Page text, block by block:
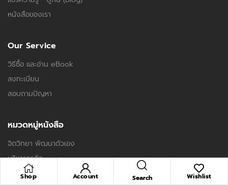
Shop Account Search Wishlist
หนังสือของเรา
Our Service
วิธีซื้อ และอ่าน eBook
ลงทะเบียน
สอบถามปัญหา
หมวดหมู่หนังสือ
จิตวิทยา พัฒนาตัวเอง
บริหารธุรกิจ
ภาษาศาสตร์